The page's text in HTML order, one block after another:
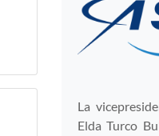
La
Elda Turco